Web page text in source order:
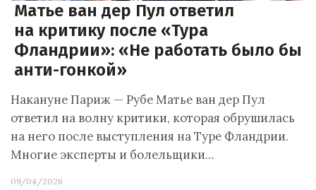
Матье ван дер Пул ответил
на критику после «Тура
Фландрии»: «Не работать было бы
анти-гонкой»
Накануне Париж — Рубе Матье ван дер Пул
ответил на волну критики, которая обрушилась
на него после выступления на Туре Фландрии.
Многие эксперты и болельщики…
09/04/2026